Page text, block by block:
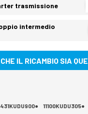
trasmissione
intermedio
IL RICAMBIO SIA
11100KUDU305●